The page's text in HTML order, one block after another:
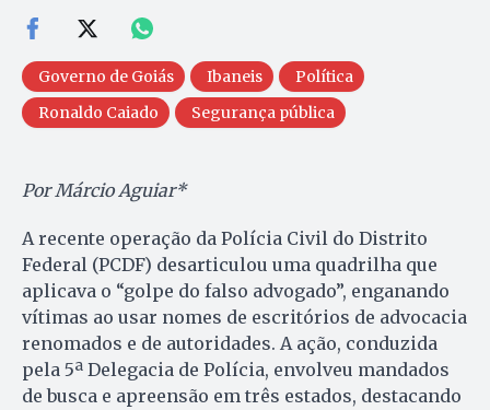
Governo de Goiás Ibaneis
Política
Ronaldo Caiado
Segurança pública
Por Márcio Aguiar*
A recente operação da Polícia Civil do Distrito
Federal (PCDF) desarticulou uma quadrilha que
aplicava o “golpe do falso advogado”, enganando
vítimas ao usar nomes de escritórios de advocacia
renomados e de autoridades. A ação, conduzida
pela 5ª Delegacia de Polícia, envolveu mandados
de busca e apreensão em três estados, destacando